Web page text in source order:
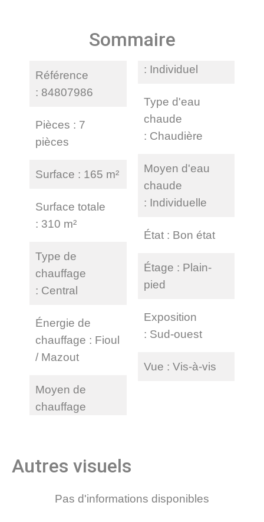
Sommaire
Référence
84807986
Pièces
7
pièces
Surface 165 m²
Surface totale
310 m²
Type de
chauffage
Central
Énergie de
chauffage
Fioul
/ Mazout
Moyen de
chauffage
Individuel
Type d'eau
chaude
Chaudière
Moyen d'eau
chaude
Individuelle
État Bon état
Étage
Plain-
pied
Exposition
Sud-ouest
Vue Vis-à-vis
Autres visuels
Pas d'informations disponibles